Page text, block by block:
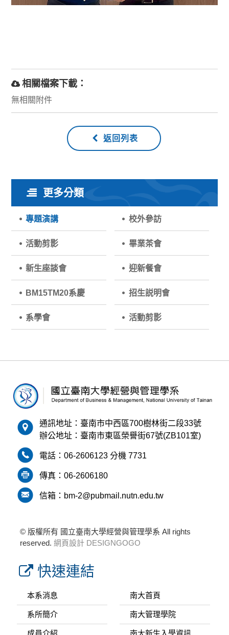
相關檔案下載：
無相關附件
返回列表
更多分類
專題演講 校外參訪
活動剪影 畢業茶會
新生座談會 迎新餐會
BM15TM20系慶 招生説明會
系學會 活動剪影
通訊地址：臺南市中西區700樹林街二段33號
辦公地址：臺南市東區榮譽街67號(ZB101室)
電話： 06-2606123分機 7731
傳真： 06-2606180
信箱：bm-2@pubmail.nutn.edu.tw
© 版權所有 國立臺南大學經營與管理學系 All rights
reserved. 網頁設計 DESIGNGOGO
快速連結
本系消息
系所簡介
成員介紹
南大首頁
南大管理學院
南大新生入學資訊